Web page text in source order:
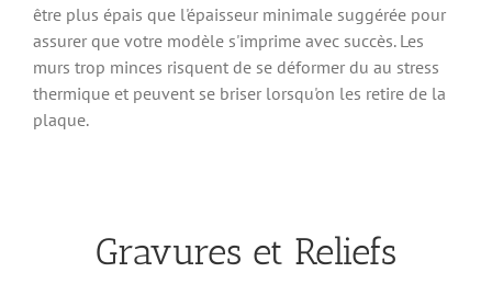
être plus épais que l'épaisseur minimale suggérée pour
assurer que votre modèle s'imprime avec succès. Les
murs trop minces risquent de se déformer du au stress
thermique et peuvent se briser lorsqu'on les retire de la
plaque.
Gravures et Reliefs